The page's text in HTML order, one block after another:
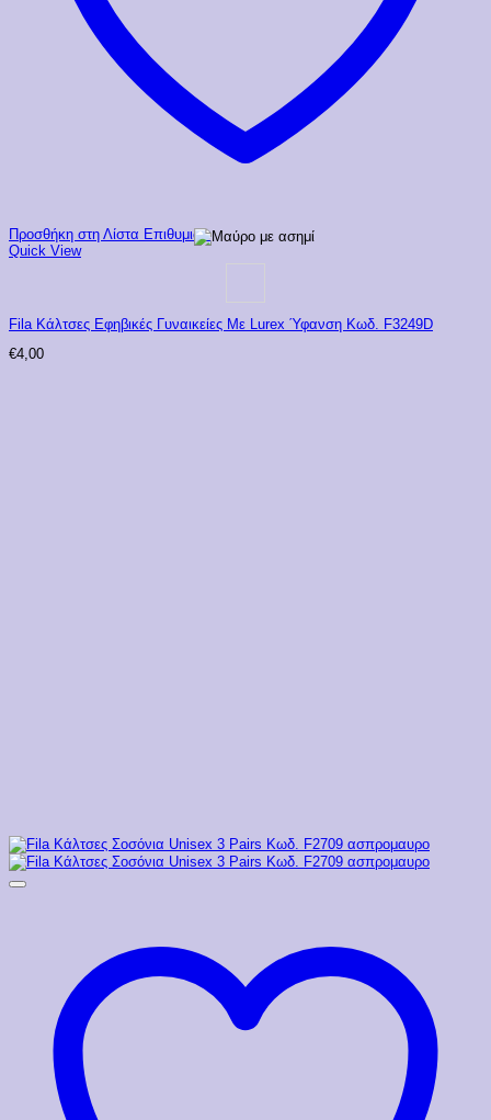
Προσθήκη στη Λίστα Επιθυμιών
Quick View
Fila Κάλτσες Εφηβικές Γυναικείες Με Lurex Ύφανση Κωδ. F3249D
€4,00